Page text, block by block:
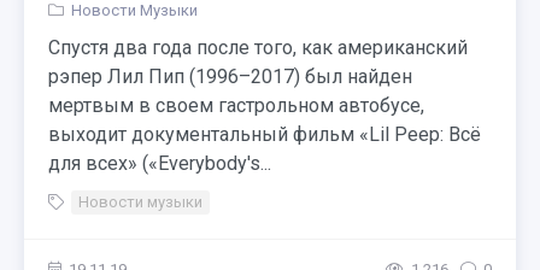
Новости Музыки
Спустя два года после того, как американский
рэпер Лил Пип (1996–2017) был найден
мертвым в своем гастрольном автобусе,
выходит документальный фильм «Lil Peep: Всё
для всех» («Everybody's...
Новости музыки